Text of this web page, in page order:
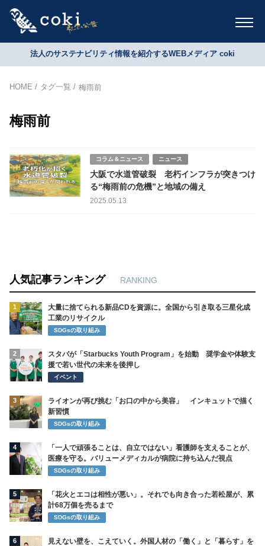
法人のサステナビリティ情報を紹介するWEBメディア coki
HOME タグ一覧 梅雨前
梅雨前
コラム＆ニュース ニュース
大阪で水道管破裂 老朽インフラが突きつけ
る“梅雨前の危機”と地域の備え
2025.05.13
人気記事ランキング RANKING
1
大量に捨てられる新品CDを資源に。全国から引き取る三星化成
工業のリサイクル
SDGsの取り組み
2
スタバが「Starbucks Youth Program」を始動 奨学金や体験支
援で若い世代の未来を後押し
イベント
3
ライオンが再び挑む「お口の中から美容」 インキュットで描く
新習慣
SDGsの取り組み
4
「一人で頑張ることは、自立ではない」看護師を支えることが、
医療を守る。バリューメディカルが病院に持ち込んだ視点
SDGsの取り組み
5
「花火とエコは相性が悪い」。それでも向き合った若松屋が、累
計68万個を売るまで
SDGsの取り組み
6
見えない壁を、こえていく。外国人材の「働く」と「暮らす」を